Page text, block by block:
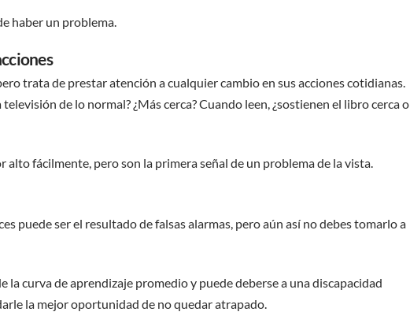
haber un problema.
trata de prestar atención a cualquier cambio en sus acciones cotidianas.
de lo normal? ¿Más cerca? Cuando leen, ¿sostienen el libro cerca o
alto fácilmente, pero son la primera señal de un problema de la vista.
puede ser el resultado de falsas alarmas, pero aún así no debes tomarlo a
la curva de aprendizaje promedio y puede deberse a una discapacidad
la mejor oportunidad de no quedar atrapado.